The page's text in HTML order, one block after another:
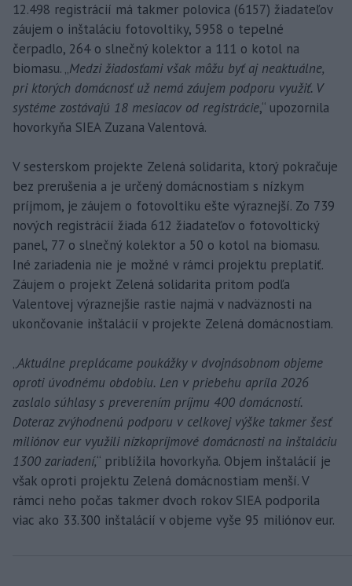
12.498 registrácií má takmer polovica (6157) žiadateľov
záujem o inštaláciu fotovoltiky, 5958 o tepelné
čerpadlo, 264 o slnečný kolektor a 111 o kotol na
biomasu. „Medzi žiadosťami však môžu byť aj neaktuálne,
pri ktorých domácnosť už nemá záujem podporu využiť. V
systéme zostávajú 18 mesiacov od registrácie,“ upozornila
hovorkyňa SIEA Zuzana Valentová.
V sesterskom projekte Zelená solidarita, ktorý pokračuje
bez prerušenia a je určený domácnostiam s nízkym
príjmom, je záujem o fotovoltiku ešte výraznejší. Zo 739
nových registrácií žiada 612 žiadateľov o fotovoltický
panel, 77 o slnečný kolektor a 50 o kotol na biomasu.
Iné zariadenia nie je možné v rámci projektu preplatiť.
Záujem o projekt Zelená solidarita pritom podľa
Valentovej výraznejšie rastie najmä v nadväznosti na
ukončovanie inštalácií v projekte Zelená domácnostiam.
„Aktuálne preplácame poukážky v dvojnásobnom objeme
oproti úvodnému obdobiu. Len v priebehu apríla 2026
zaslalo súhlasy s preverením príjmu 400 domácností.
Doteraz zvýhodnenú podporu v celkovej výške takmer šesť
miliónov eur využili nízkopríjmové domácnosti na inštaláciu
1300 zariadení,“ priblížila hovorkyňa. Objem inštalácií je
však oproti projektu Zelená domácnostiam menší. V
rámci neho počas takmer dvoch rokov SIEA podporila
viac ako 33.300 inštalácií v objeme vyše 95 miliónov eur.